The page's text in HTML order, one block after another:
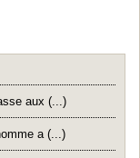
aux (...)
a (...)